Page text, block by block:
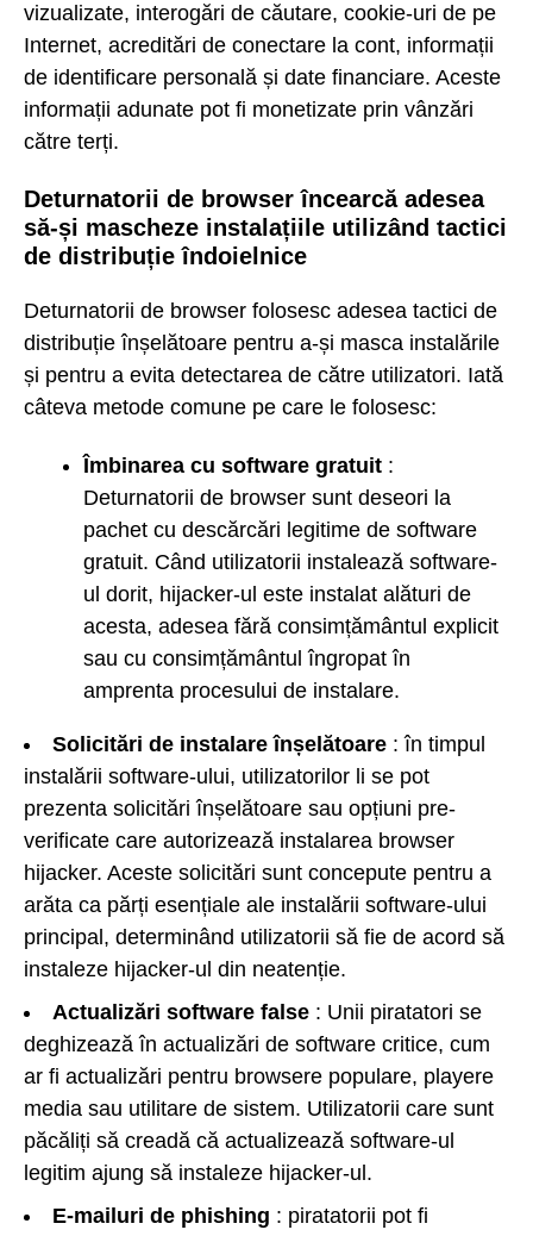
vizualizate, interogări de căutare, cookie-uri de pe
Internet, acreditări de conectare la cont, informații
de identificare personală și date financiare. Aceste
informații adunate pot fi monetizate prin vânzări
către terți.
Deturnatorii de browser încearcă adesea
să-și mascheze instalațiile utilizând tactici
de distribuție îndoielnice
Deturnatorii de browser folosesc adesea tactici de
distribuție înșelătoare pentru a-și masca instalările
și pentru a evita detectarea de către utilizatori. Iată
câteva metode comune pe care le folosesc:
Îmbinarea cu software gratuit :
Deturnatorii de browser sunt deseori la
pachet cu descărcări legitime de software
gratuit. Când utilizatorii instalează software-
ul dorit, hijacker-ul este instalat alături de
acesta, adesea fără consimțământul explicit
sau cu consimțământul îngropat în
amprenta procesului de instalare.
Solicitări de instalare înșelătoare : în timpul
instalării software-ului, utilizatorilor li se pot
prezenta solicitări înșelătoare sau opțiuni pre-
verificate care autorizează instalarea browser
hijacker. Aceste solicitări sunt concepute pentru a
arăta ca părți esențiale ale instalării software-ului
principal, determinând utilizatorii să fie de acord să
instaleze hijacker-ul din neatenție.
Actualizări software false : Unii piratatori se
deghizează în actualizări de software critice, cum
ar fi actualizări pentru browsere populare, playere
media sau utilitare de sistem. Utilizatorii care sunt
păcăliți să creadă că actualizează software-ul
legitim ajung să instaleze hijacker-ul.
E-mailuri de phishing : piratatorii pot fi